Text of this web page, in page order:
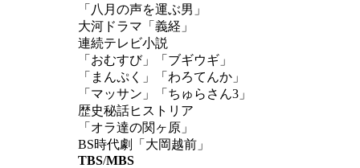
「八月の声を運ぶ男」
大河ドラマ「義経」
連続テレビ小説
「おむすび」「ブギウギ」
「まんぷく」「わろてんか」
「マッサン」「ちゅらさん3」
歴史秘話ヒストリア
「オラ達の関ヶ原」
BS時代劇「大岡越前」
TBS/MBS